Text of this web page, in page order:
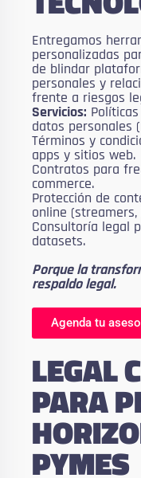
Entregamos
personalizadas
de blindar
personales y
frente a riesgos
Servicios:
datos personales
Términos y
apps y sitios web.
Contratos para
commerce.
Protección de
online
Consultoría legal
datasets.
Porque la
respaldo legal.
Agenda tu
LEGAL
PARA
PYMES